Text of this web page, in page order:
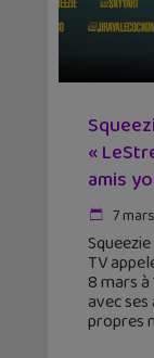
«
amis
7
TV
8 mars
avec
propres